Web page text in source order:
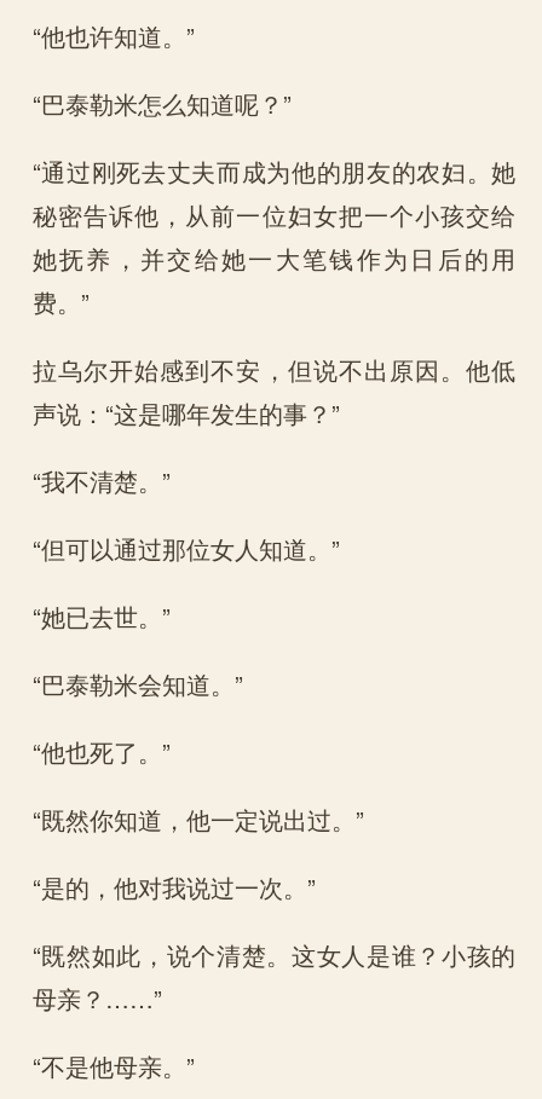
“他也许知道。”
“巴泰勒米怎么知道呢？”
“通过刚死去丈夫而成为他的朋友的农妇。她
秘密告诉他，从前一位妇女把一个小孩交给
她抚养，并交给她一大笔钱作为日后的用
费。”
拉乌尔开始感到不安，但说不出原因。他低
声说：“这是哪年发生的事？”
“我不清楚。”
“但可以通过那位女人知道。”
“她已去世。”
“巴泰勒米会知道。”
“他也死了。”
“既然你知道，他一定说出过。”
“是的，他对我说过一次。”
“既然如此，说个清楚。这女人是谁？小孩的
母亲？……”
“不是他母亲。”